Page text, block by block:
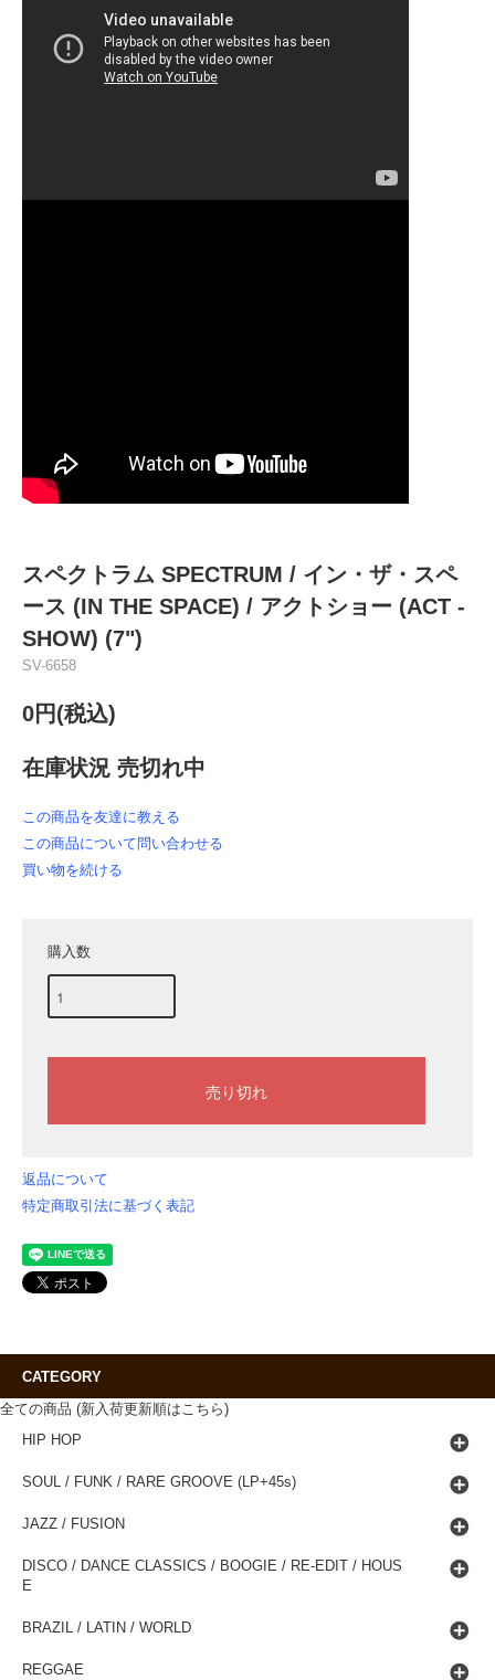
スペクトラム SPECTRUM / イン・ザ・スペ
ース (IN THE SPACE) / アクトショー (ACT -
SHOW) (7")
SV-6658
0円(税込)
在庫状況 売切れ中
この商品を友達に教える
この商品について問い合わせる
買い物を続ける
購入数
返品について
特定商取引法に基づく表記
CATEGORY
全ての商品 (新入荷更新順はこちら)
HIP HOP
SOUL / FUNK / RARE GROOVE (LP+45s)
JAZZ / FUSION
DISCO / DANCE CLASSICS / BOOGIE / RE-EDIT / HOUS
E
BRAZIL / LATIN / WORLD
REGGAE